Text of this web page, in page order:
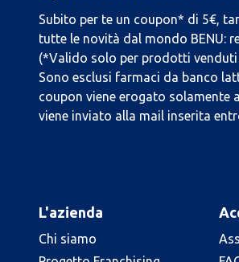
Subito per te un coupon* di 5€,
tutte le novità dal mondo BENU:
(*Valido solo per prodotti venduti
Sono esclusi farmaci da banco
coupon viene erogato solamente
viene inviato alla mail inserita
L'azienda
Chi siamo